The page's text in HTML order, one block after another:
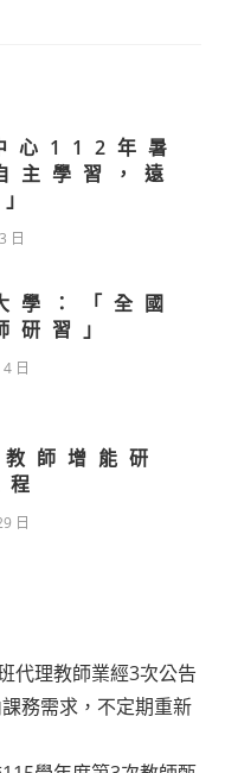
心112年暑
主學習，遠
日
學：「全國
研習」
日
師增能研
日
代理教師業經3次公告
務需求，不定期重新